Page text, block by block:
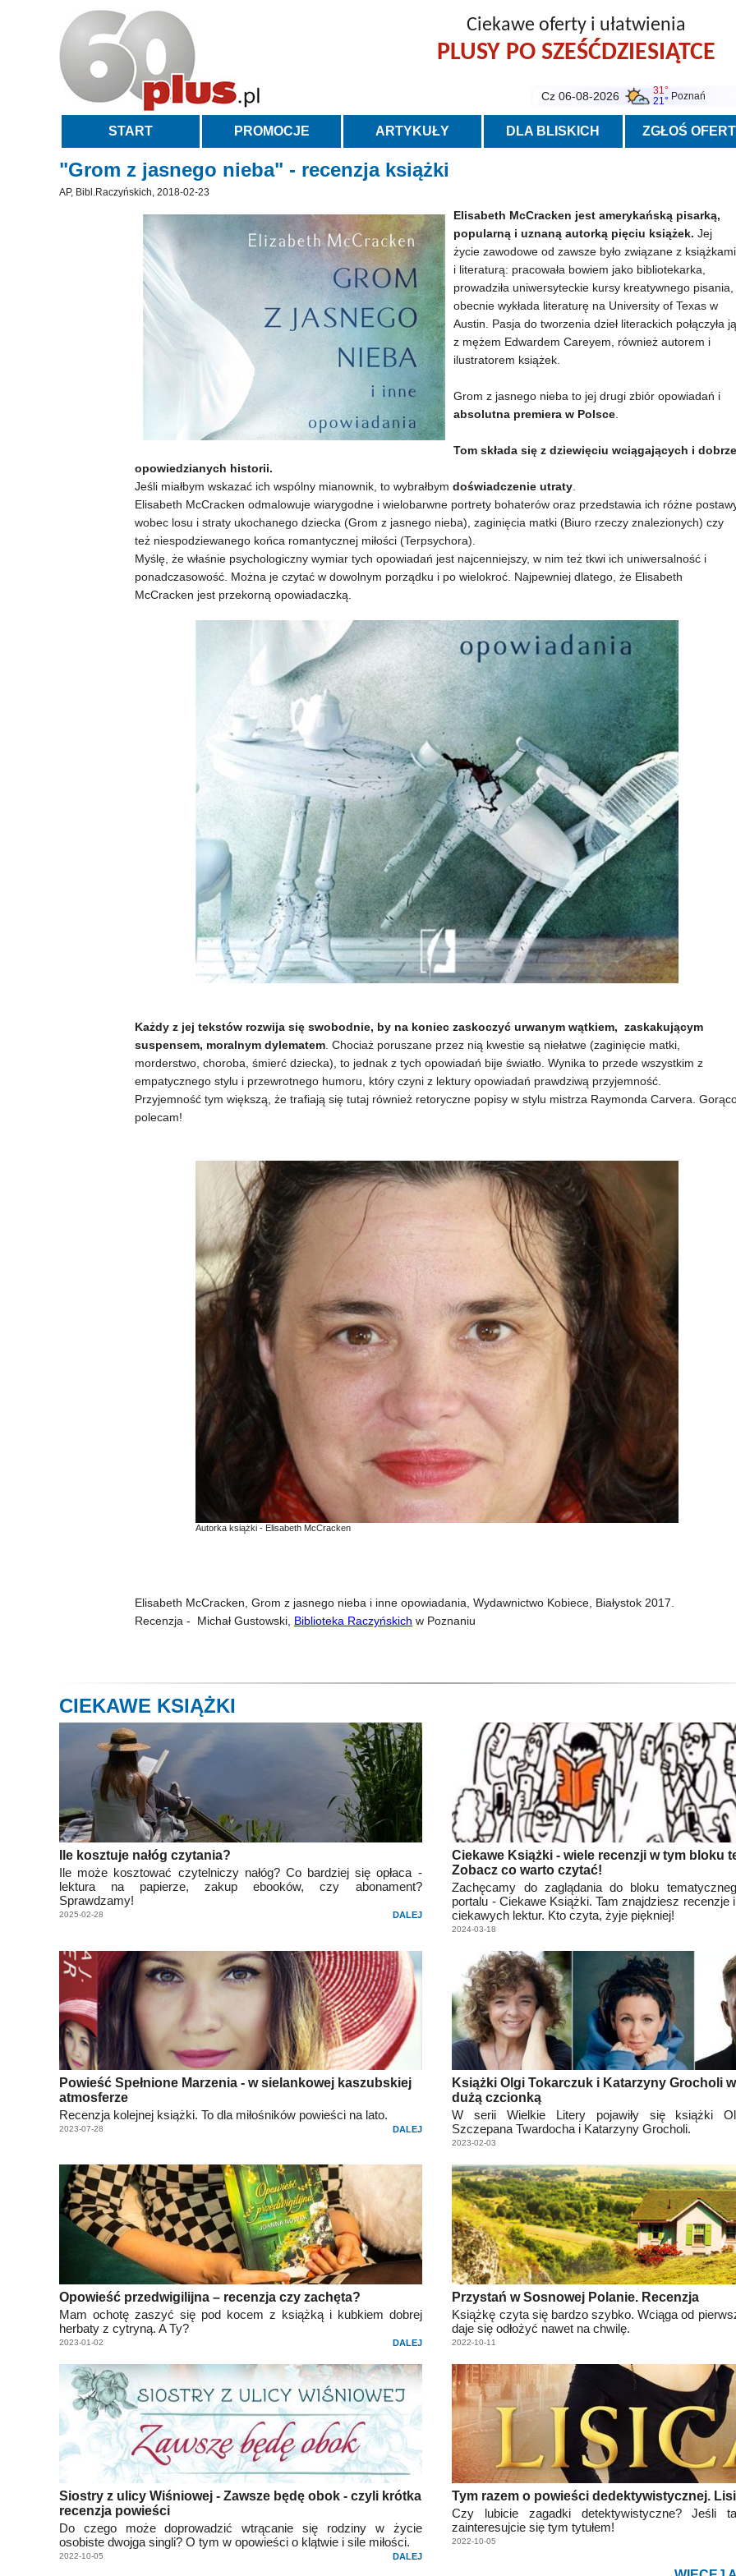
Ciekawe oferty i ułatwienia
PLUSY PO SZEŚĆDZIESIĄTCE
Cz 06-08-2026
31°
21° Poznań
START PROMOCJE ARTYKUŁY DLA BLISKICH ZGŁOŚ
"Grom z jasnego nieba" - recenzja książki
AP, Bibl.Raczyńskich, 2018-02-23
Elisabeth McCracken jest amerykańską pisarką,
popularną i uznaną autorką pięciu książek. Jej
życie zawodowe od zawsze było związane z książkami
i literaturą: pracowała bowiem jako bibliotekarka,
prowadziła uniwersyteckie kursy kreatywnego pisania,
obecnie wykłada literaturę na University of Texas w
Austin. Pasja do tworzenia dzieł literackich połączyła ją
z mężem Edwardem Careyem, również autorem i
ilustratorem książek.
Grom z jasnego nieba to jej drugi zbiór opowiadań i
absolutna premiera w Polsce
Tom składa się z dziewięciu wciągających i dobrze
opowiedzianych historii.
Jeśli miałbym wskazać ich wspólny mianownik, to wybrałbym doświadczenie utraty
Elisabeth McCracken odmalowuje wiarygodne i wielobarwne portrety bohaterów oraz przedstawia ich różne
wobec losu i straty ukochanego dziecka (Grom z jasnego nieba), zaginięcia matki (Biuro rzeczy znalezionych) czy
też niespodziewanego końca romantycznej miłości (Terpsychora).
Myślę, że właśnie psychologiczny wymiar tych opowiadań jest najcenniejszy, w nim też tkwi ich uniwersalność i
ponadczasowość. Można je czytać w dowolnym porządku i po wielokroć. Najpewniej dlatego, że Elisabeth
McCracken jest przekorną opowiadaczką.
Każdy z jej tekstów rozwija się swobodnie, by na koniec zaskoczyć urwanym wątkiem, zaskakującym
suspensem, moralnym dylematem . Chociaż poruszane przez nią kwestie są niełatwe (zaginięcie matki,
morderstwo, choroba, śmierć dziecka), to jednak z tych opowiadań bije światło. Wynika to przede wszystkim z
empatycznego stylu i przewrotnego humoru, który czyni z lektury opowiadań prawdziwą przyjemność.
Przyjemność tym większą, że trafiają się tutaj również retoryczne popisy w stylu mistrza Raymonda Carvera.
polecam!
Autorka książki - Elisabeth McCracken
Elisabeth McCracken, Grom z jasnego nieba i inne opowiadania, Wydawnictwo Kobiece, Białystok 2017.
Recenzja - Michał Gustowski, Biblioteka Raczyńskich w Poznaniu
CIEKAWE KSIĄŻKI
Ile kosztuje nałóg czytania?
Ile może kosztować czytelniczy nałóg? Co bardziej się opłaca -
lektura na papierze, zakup ebooków, czy abonament?
Sprawdzamy!
2025-02-28 DALEJ
Ciekawe Książki - wiele recenzji w tym bloku
Zobacz co warto czytać!
Zachęcamy do zaglądania do bloku
portalu - Ciekawe Książki. Tam znajdziesz recenzje
ciekawych lektur. Kto czyta, żyje piękniej!
2024-03-18
Powieść Spełnione Marzenia - w sielankowej kaszubskiej
atmosferze
Recenzja kolejnej książki. To dla miłośników powieści na lato.
2023-07-28 DALEJ
Książki Olgi Tokarczuk i Katarzyny Grocholi
dużą czcionką
W serii Wielkie Litery pojawiły się książki
Szczepana Twardocha i Katarzyny Grocholi.
2023-02-03
Opowieść przedwigilijna – recenzja czy zachęta?
Mam ochotę zaszyć się pod kocem z książką i kubkiem dobrej
herbaty z cytryną. A Ty?
2023-01-02 DALEJ
Przystań w Sosnowej Polanie. Recenzja
Książkę czyta się bardzo szybko. Wciąga od
daje się odłożyć nawet na chwilę.
2022-10-11
Siostry z ulicy Wiśniowej - Zawsze będę obok - czyli krótka
recenzja powieści
Do czego może doprowadzić wtrącanie się rodziny w życie
osobiste dwojga singli? O tym w opowieści o klątwie i sile miłości.
2022-10-05 DALEJ
Tym razem o powieści dedektywistycznej.
Czy lubicie zagadki detektywistyczne? Jeśli
zainteresujcie się tym tytułem!
2022-10-05